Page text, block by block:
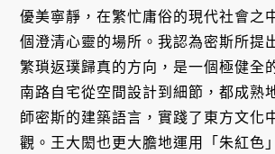
優美寧靜，在繁忙庸俗的現代社會之
個澄清心靈的場所。我認為密斯所提
繁瑣返璞歸真的方向，是一個極健全
南路自宅從空間設計到細節，都成熟
師密斯的建築語言，實踐了東方文化
觀。王大閎也更大膽地運用「朱紅色